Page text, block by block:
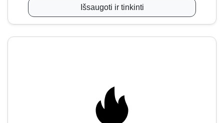
Išsaugoti ir tinkinti